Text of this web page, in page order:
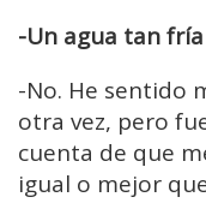
-Un agua tan
-No. He sentido
otra vez, pero
cuenta de que
igual o mejor